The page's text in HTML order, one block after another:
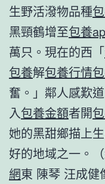
生野活潑物品種
黑頸鶴增至包養
萬只。現在的西「
包養解包養行情
奮。」鄰人感歎
入包養金額者開
她的黑甜鄉描上
好的地域之一。
網東 陳琴 汪成健